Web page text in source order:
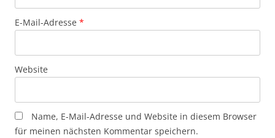
E-Mail-Adresse *
Website
Name, E-Mail-Adresse und Website in diesem Browser
für meinen nächsten Kommentar speichern.